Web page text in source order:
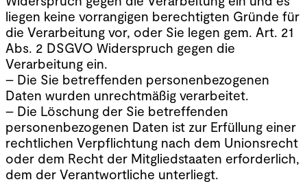
liegen keine vorrangigen berechtigten Gründe für
die Verarbeitung vor, oder Sie legen gem. Art. 21
Abs. 2 DSGVO Widerspruch gegen die
Verarbeitung ein.
– Die Sie betreffenden personenbezogenen
Daten wurden unrechtmäßig verarbeitet.
– Die Löschung der Sie betreffenden
personenbezogenen Daten ist zur Erfüllung einer
rechtlichen Verpflichtung nach dem Unionsrecht
oder dem Recht der Mitgliedstaaten erforderlich,
dem der Verantwortliche unterliegt.